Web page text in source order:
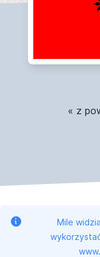
« z
Mile